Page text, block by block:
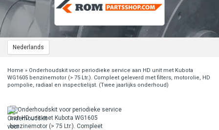
Nederlands
Home » Onderhoudskit voor periodieke service aan HD unit met Kubota
WG1605 benzinemotor (> 75 Ltr.). Compleet geleverd met filters, motorolie, HD
pompolie, radiaal en inspectielijst. (Twee jaarlijks onderhoud)